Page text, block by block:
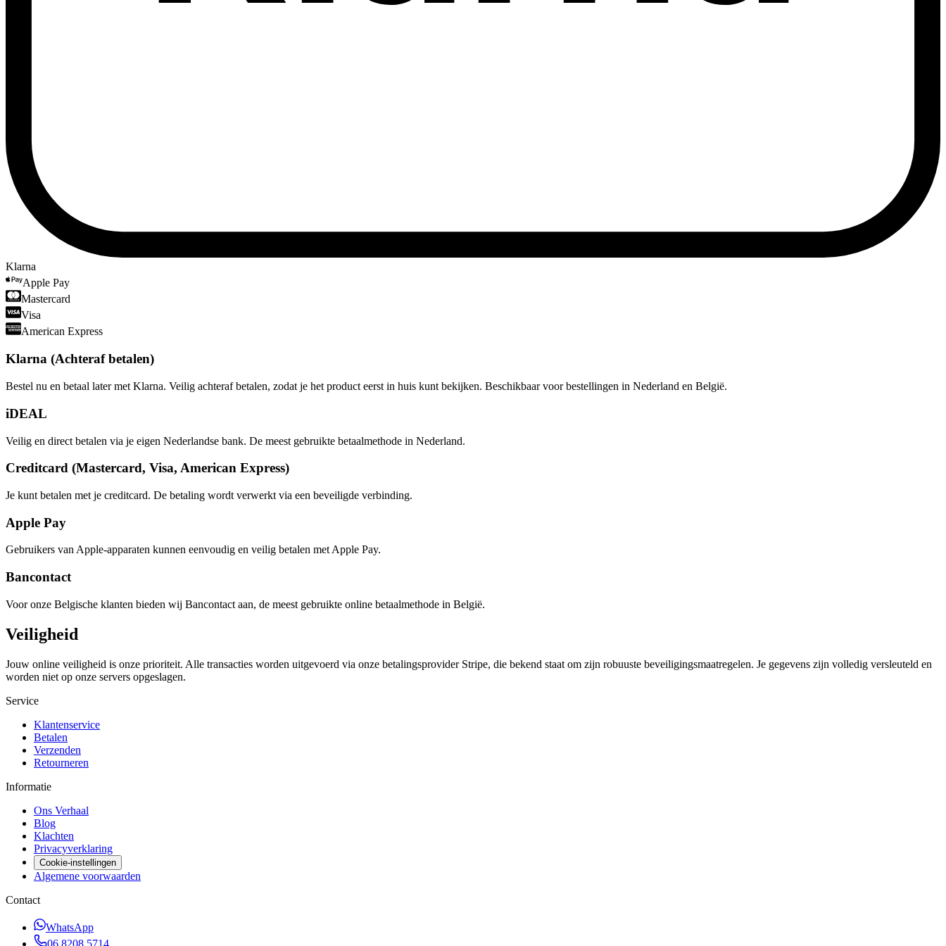
Klarna
Apple Pay
Mastercard
Visa
American Express
Klarna (Achteraf betalen)
Bestel nu en betaal later met Klarna. Veilig achteraf betalen, zodat je het product eerst in huis kunt bekijken. Beschikbaar voor bestellingen in Nederland en België.
iDEAL
Veilig en direct betalen via je eigen Nederlandse bank. De meest gebruikte betaalmethode in Nederland.
Creditcard (Mastercard, Visa, American Express)
Je kunt betalen met je creditcard. De betaling wordt verwerkt via een beveiligde verbinding.
Apple Pay
Gebruikers van Apple-apparaten kunnen eenvoudig en veilig betalen met Apple Pay.
Bancontact
Voor onze Belgische klanten bieden wij Bancontact aan, de meest gebruikte online betaalmethode in België.
Veiligheid
Jouw online veiligheid is onze prioriteit. Alle transacties worden uitgevoerd via onze betalingsprovider Stripe, die bekend staat om zijn robuuste beveiligingsmaatregelen. Je gegevens zijn volledig versleuteld en
worden niet op onze servers opgeslagen.
Service
Klantenservice
Betalen
Verzenden
Retourneren
Informatie
Ons Verhaal
Blog
Klachten
Privacyverklaring
Cookie-instellingen
Algemene voorwaarden
Contact
WhatsApp
06 8208 5714